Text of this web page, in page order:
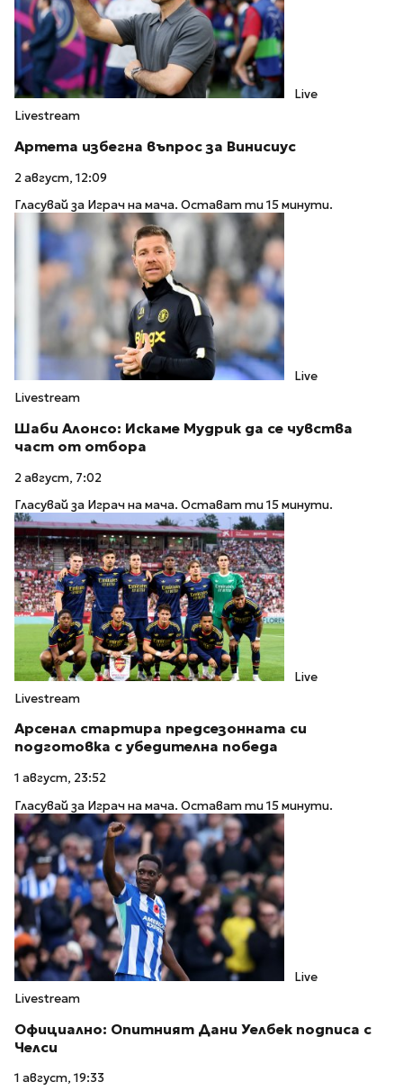
Live
Livestream
Артета избегна въпрос за Винисиус
2 август, 12:09
Гласувай за Играч на мача. Остават ти 15 минути.
Live
Livestream
Шаби Алонсо: Искаме Мудрик да се чувства
част от отбора
2 август, 7:02
Гласувай за Играч на мача. Остават ти 15 минути.
Live
Livestream
Арсенал стартира предсезонната си
подготовка с убедителна победа
1 август, 23:52
Гласувай за Играч на мача. Остават ти 15 минути.
Live
Livestream
Официално: Опитният Дани Уелбек подписа с
Челси
1 август, 19:33